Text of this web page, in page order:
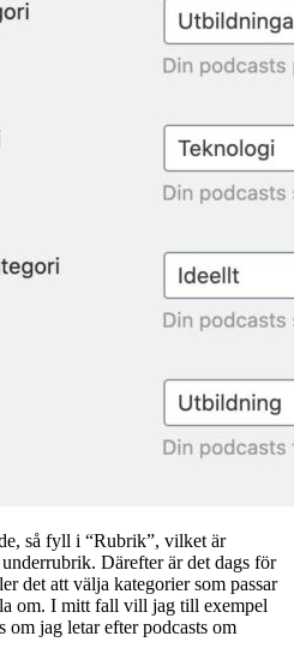
så fyll i “Rubrik”, vilket är
Därefter är det dags för
det att välja kategorier som passar
om. I mitt fall vill jag till exempel
om jag letar efter podcasts om